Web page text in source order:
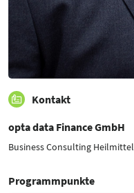
Kontakt
opta data Finance GmbH
Business Consulting Heilmittel
Programmpunkte